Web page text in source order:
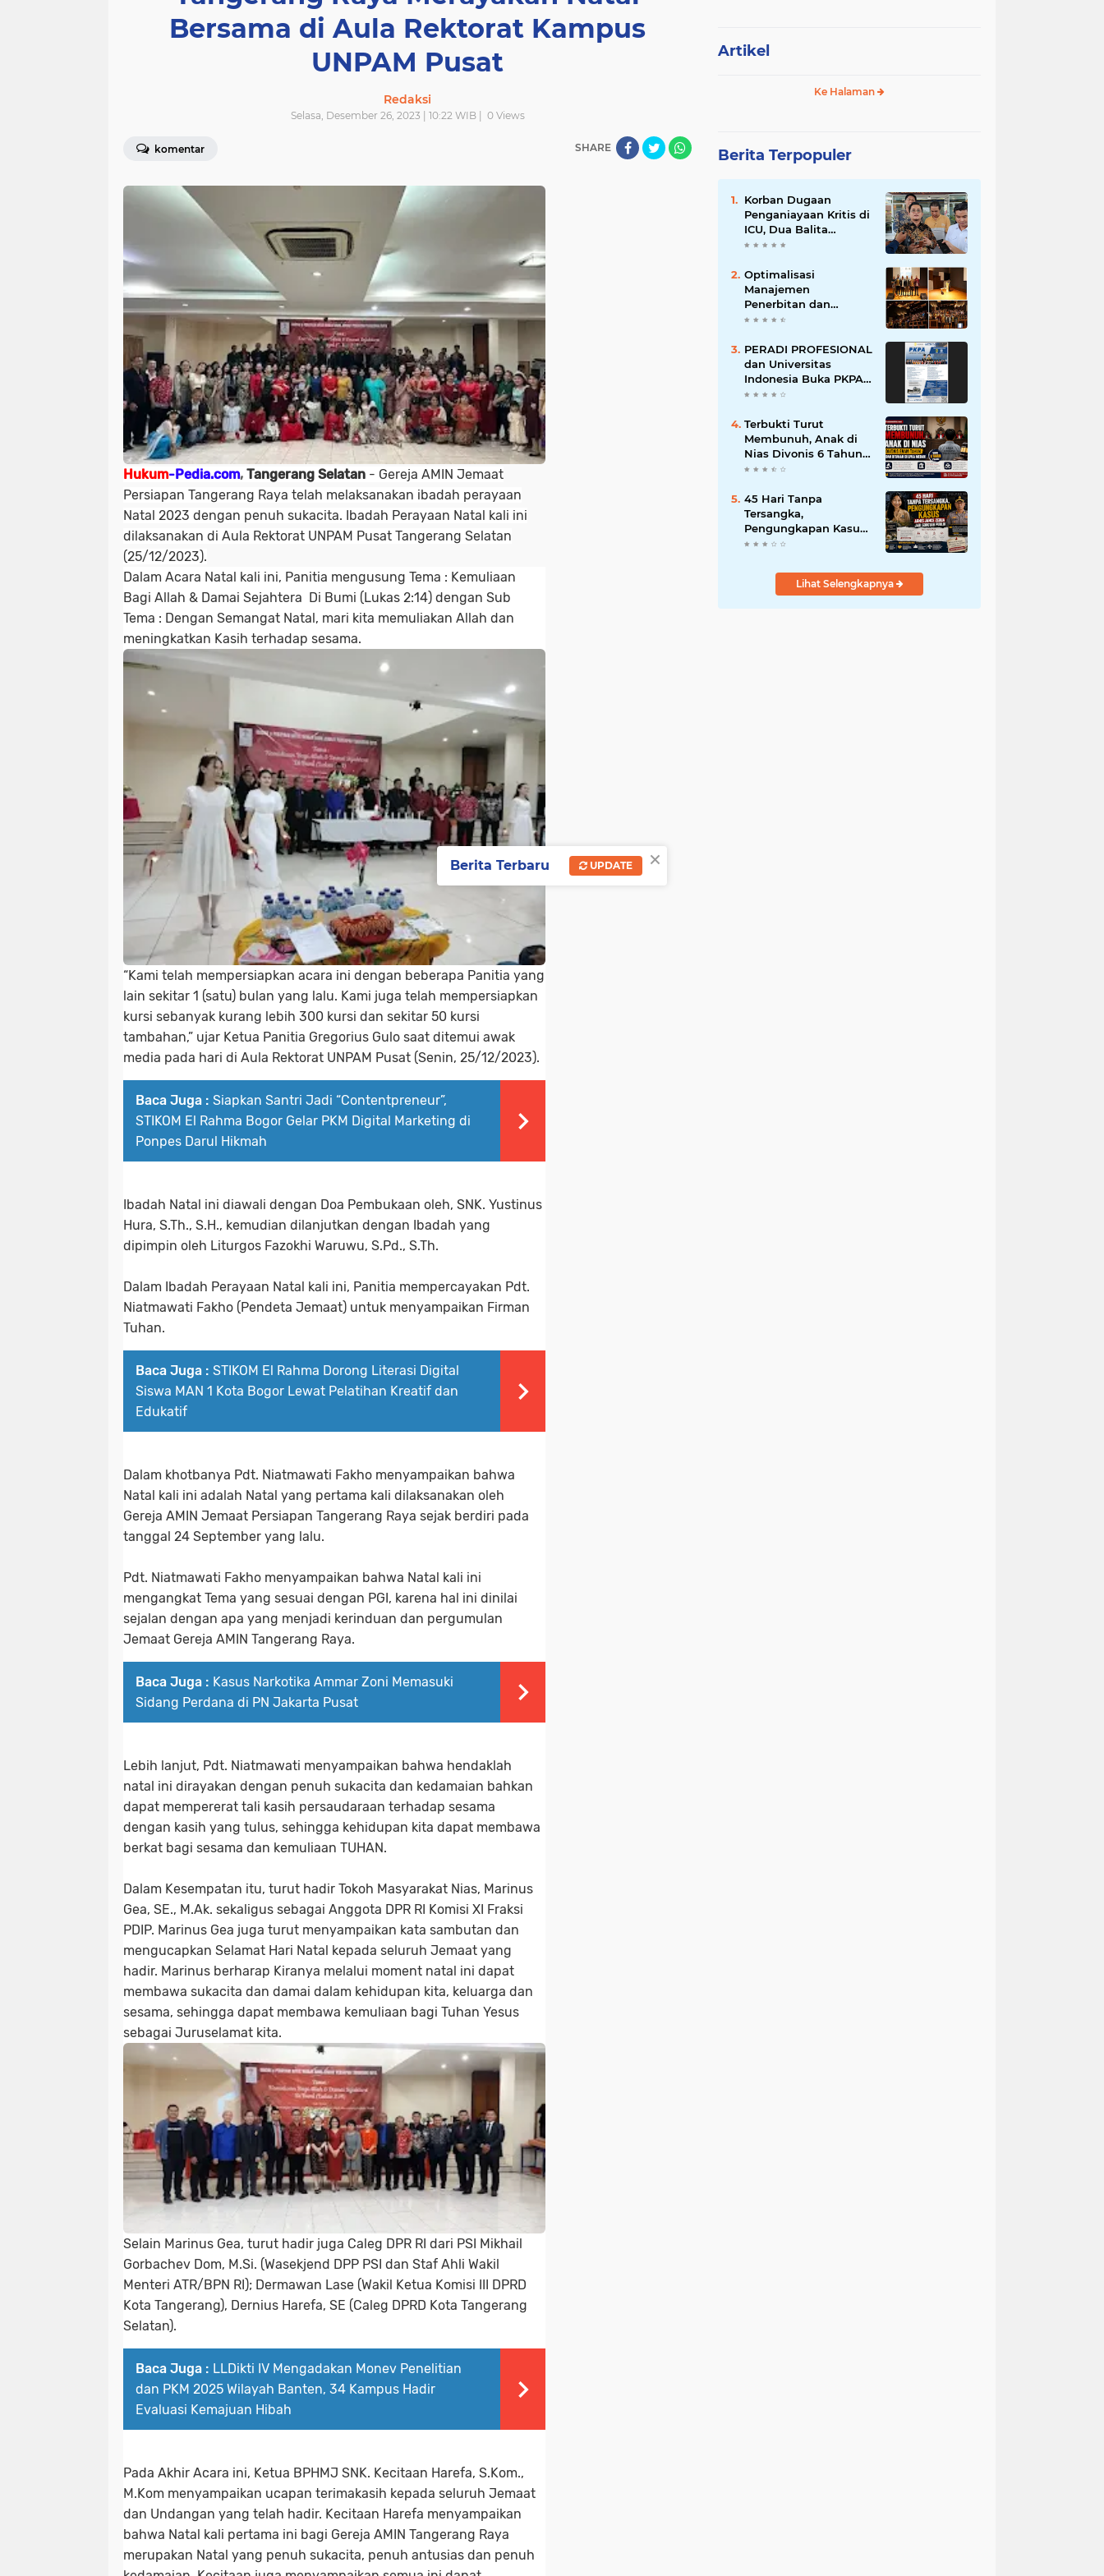
Bersama di Aula Rektorat Kampus
UNPAM Pusat
Redaksi
Selasa, Desember 26, 2023 | 10:22 WIB | 0Views
komentar SHARE
Hukum-Pedia.com, Tangerang Selatan - Gereja AMIN Jemaat
Persiapan Tangerang Raya telah melaksanakan ibadah perayaan
Natal 2023 dengan penuh sukacita. Ibadah Perayaan Natal kali ini
dilaksanakan di Aula Rektorat UNPAM Pusat Tangerang Selatan
(25/12/2023).
Dalam Acara Natal kali ini, Panitia mengusung Tema : Kemuliaan
Bagi Allah & Damai Sejahtera Di Bumi (Lukas 2:14) dengan Sub
Tema : Dengan Semangat Natal, mari kita memuliakan Allah dan
meningkatkan Kasih terhadap sesama.
“Kami telah mempersiapkan acara ini dengan beberapa Panitia yang
lain sekitar 1 (satu) bulan yang lalu. Kami juga telah mempersiapkan
kursi sebanyak kurang lebih 300 kursi dan sekitar 50 kursi
tambahan,” ujar Ketua Panitia Gregorius Gulo saat ditemui awak
media pada hari di Aula Rektorat UNPAM Pusat (Senin, 25/12/2023).
Baca Juga : Siapkan Santri Jadi “Contentpreneur”,
STIKOM El Rahma Bogor Gelar PKM Digital Marketing di
Ponpes Darul Hikmah
Ibadah Natal ini diawali dengan Doa Pembukaan oleh, SNK. Yustinus
Hura, S.Th., S.H., kemudian dilanjutkan dengan Ibadah yang
dipimpin oleh Liturgos Fazokhi Waruwu, S.Pd., S.Th.
Dalam Ibadah Perayaan Natal kali ini, Panitia mempercayakan Pdt.
Niatmawati Fakho (Pendeta Jemaat) untuk menyampaikan Firman
Tuhan.
Baca Juga : STIKOM El Rahma Dorong Literasi Digital
Siswa MAN 1 Kota Bogor Lewat Pelatihan Kreatif dan
Edukatif
Dalam khotbanya Pdt. Niatmawati Fakho menyampaikan bahwa
Natal kali ini adalah Natal yang pertama kali dilaksanakan oleh
Gereja AMIN Jemaat Persiapan Tangerang Raya sejak berdiri pada
tanggal 24 September yang lalu.
Pdt. Niatmawati Fakho menyampaikan bahwa Natal kali ini
mengangkat Tema yang sesuai dengan PGI, karena hal ini dinilai
sejalan dengan apa yang menjadi kerinduan dan pergumulan
Jemaat Gereja AMIN Tangerang Raya.
Baca Juga : Kasus Narkotika Ammar Zoni Memasuki
Sidang Perdana di PN Jakarta Pusat
Lebih lanjut, Pdt. Niatmawati menyampaikan bahwa hendaklah
natal ini dirayakan dengan penuh sukacita dan kedamaian bahkan
dapat mempererat tali kasih persaudaraan terhadap sesama
dengan kasih yang tulus, sehingga kehidupan kita dapat membawa
berkat bagi sesama dan kemuliaan TUHAN.
Dalam Kesempatan itu, turut hadir Tokoh Masyarakat Nias, Marinus
Gea, SE., M.Ak. sekaligus sebagai Anggota DPR RI Komisi XI Fraksi
PDIP. Marinus Gea juga turut menyampaikan kata sambutan dan
mengucapkan Selamat Hari Natal kepada seluruh Jemaat yang
hadir. Marinus berharap Kiranya melalui moment natal ini dapat
membawa sukacita dan damai dalam kehidupan kita, keluarga dan
sesama, sehingga dapat membawa kemuliaan bagi Tuhan Yesus
sebagai Juruselamat kita.
Selain Marinus Gea, turut hadir juga Caleg DPR RI dari PSI Mikhail
Gorbachev Dom, M.Si. (Wasekjend DPP PSI dan Staf Ahli Wakil
Menteri ATR/BPN RI); Dermawan Lase (Wakil Ketua Komisi III DPRD
Kota Tangerang), Dernius Harefa, SE (Caleg DPRD Kota Tangerang
Selatan).
Baca Juga : LLDikti IV Mengadakan Monev Penelitian
dan PKM 2025 Wilayah Banten, 34 Kampus Hadir
Evaluasi Kemajuan Hibah
Pada Akhir Acara ini, Ketua BPHMJ SNK. Kecitaan Harefa, S.Kom.,
M.Kom menyampaikan ucapan terimakasih kepada seluruh Jemaat
dan Undangan yang telah hadir. Kecitaan Harefa menyampaikan
bahwa Natal kali pertama ini bagi Gereja AMIN Tangerang Raya
merupakan Natal yang penuh sukacita, penuh antusias dan penuh
Artikel
Ke Halaman
Berita Terpopuler
Korban Dugaan
Penganiayaan Kritis di
ICU, Dua Balita
Kehilangan Tulang
Optimalisasi
Manajemen
Penerbitan dan
Infrastruktur Server
System (OJS) versi 3.3
PERADI PROFESIONAL
dan Universitas
Indonesia Buka PKPA
Angkatan I, Hadirkan
Penegak Hukum dan
Akademisi
Terbukti Turut
Membunuh, Anak di
Nias Divonis 6 Tahun
dan Ditahan di LPKA
45 Hari Tanpa
Tersangka,
Pengungkapan Kasus
Agnis Jance Zebua
Lihat Selengkapnya
×
Berita Terbaru UPDATE